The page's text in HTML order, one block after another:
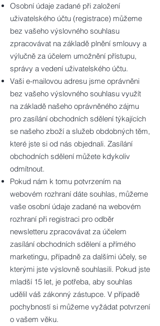
Osobní údaje zadané při založení
uživatelského účtu (registrace) můžeme
bez vašeho výslovného souhlasu
zpracovávat na základě plnění smlouvy a
výlučně za účelem umožnění přístupu,
správy a vedení uživatelského účtu.
Vaši e-mailovou adresu jsme oprávněni
bez vašeho výslovného souhlasu využít
na základě našeho oprávněného zájmu
pro zasílání obchodních sdělení týkajících
se našeho zboží a služeb obdobných těm,
které jste si od nás objednali. Zasílání
obchodních sdělení můžete kdykoliv
odmítnout.
Pokud nám k tomu potvrzením na
webovém rozhraní dáte souhlas, můžeme
vaše osobní údaje zadané na webovém
rozhraní při registraci pro odběr
newsletteru zpracovávat za účelem
zasílání obchodních sdělení a přímého
marketingu, případně za dalšími účely, se
kterými jste výslovně souhlasili. Pokud jste
mladší 15 let, je potřeba, aby souhlas
udělil váš zákonný zástupce. V případě
pochybností si můžeme vyžádat potvrzení
o vašem věku.